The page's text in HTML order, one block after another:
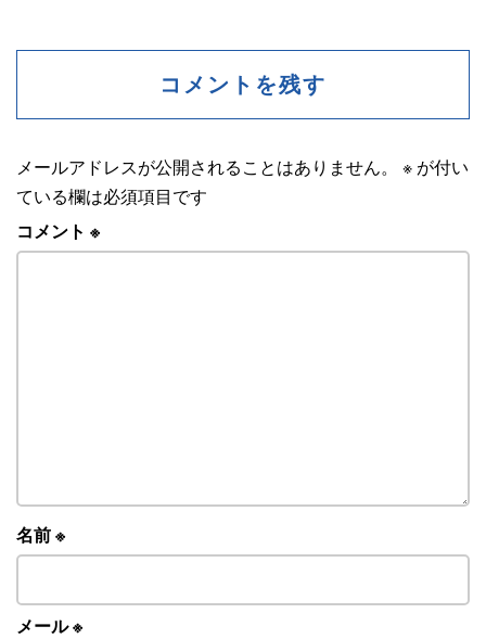
コメントを残す
メールアドレスが公開されることはありません。 ※ が付い
ている欄は必須項目です
コメント ※
名前※
メール※